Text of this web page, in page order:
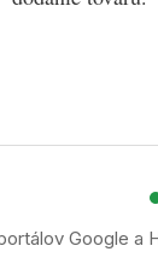
Google